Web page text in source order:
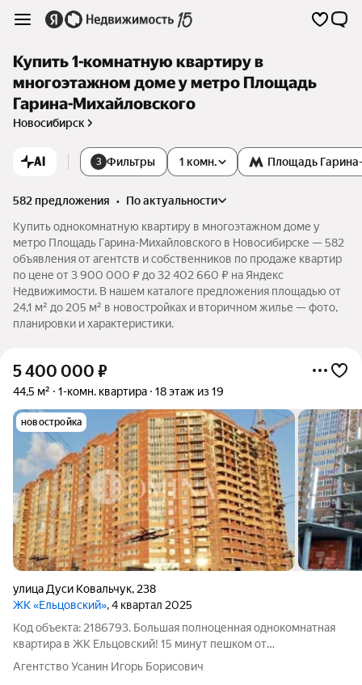
Купить 1-комнатную квартиру в
многоэтажном доме у метро Площадь
Гарина-Михайловского
Новосибирск
AI 3 Фильтры 1 комн. Площадь
582 предложения •
по актуальности
Купить однокомнатную квартиру в многоэтажном доме у
метро Площадь Гарина-Михайловского в Новосибирске — 582
объявления от агентств и собственников по продаже квартир
по цене от 3 900 000 ₽ до 32 402 660 ₽ на Яндекс
Недвижимости. В нашем каталоге предложения площадью от
24,1 м² до 205 м² в новостройках и вторичном жилье — фото,
планировки и характеристики.
5 400 000 ₽
44,5 м² 1-комн. квартира 18 этаж из 19
новостройка
улица Дуси Ковальчук, 238
ЖК «Ельцовский», 4 квартал 2025
Код объекта: 2186793. Большая полноценная однокомнатная
квартира в ЖК Ельцовский! 15 минут пешком от
м.Заельцовская! Пересечение двух магистралей - Дуси
Ковальчук и Нарымская. Квартира в строящейся секции 18,19
Агентство Усанин Игорь Борисович